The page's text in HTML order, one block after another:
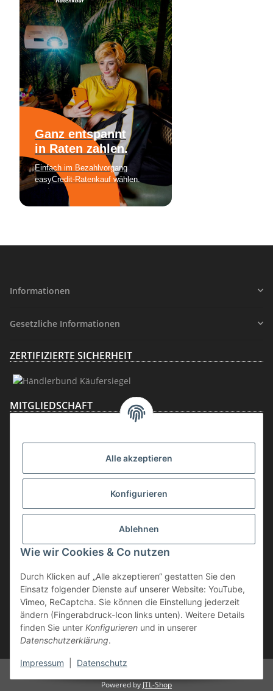
Alle akzeptieren
Konfigurieren
Ablehnen
Wie wir Cookies & Co nutzen
Durch Klicken auf „Alle akzeptieren“ gestatten Sie den
Einsatz folgender Dienste auf unserer Website: YouTube,
Vimeo, ReCaptcha. Sie können die Einstellung jederzeit
ändern (Fingerabdruck-Icon links unten). Weitere Details
finden Sie unter Konfigurieren und in unserer
Datenschutzerklärung.
Impressum Datenschutz
Informationen
Gesetzliche Informationen
ZERTIFIZIERTE SICHERHEIT
MITGLIEDSCHAFT
Vertrag widerrufen
Die Ware unterliegt der Differenzbesteuerung. Daher wird die im
Kaufpreis enthaltene Umsatzsteuer in der Rechnung nicht gesondert
ausgewiesen.
** gilt für Lieferungen innerhalb Deutschlands, Lieferzeiten für andere
Länder entnehmen Sie bitte der Schaltfläche "Versand"
Powered byJTL-Shop